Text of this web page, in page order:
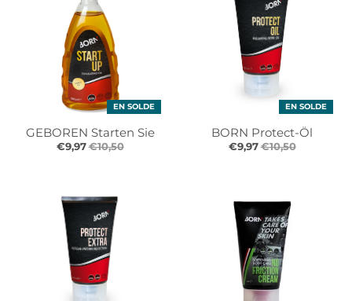
d
o
w
n
l
p
d
o
w
n
l
e
EN SOLDE
GEBOREN Starten Sie
€9,97€10,50
EN SOLDE
BORN Protect-Öl
€9,97€10,50